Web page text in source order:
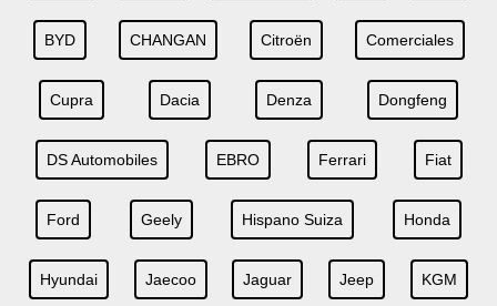
BYD CHANGAN Citroën Comerciales
Cupra Dacia Denza Dongfeng
DS Automobiles EBRO Ferrari Fiat
Ford Geely Hispano Suiza Honda
Hyundai Jaecoo Jaguar Jeep KGM